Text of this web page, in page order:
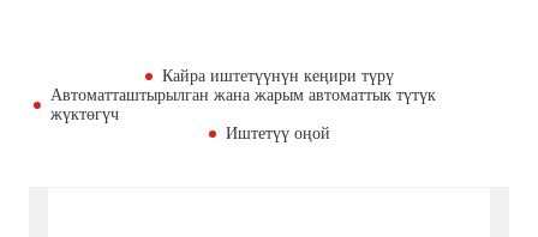
Кайра иштетүүнүн кеңири түрү
Автоматташтырылган жана жарым автоматтык түтүк
жүктөгүч
Иштетүү оңой